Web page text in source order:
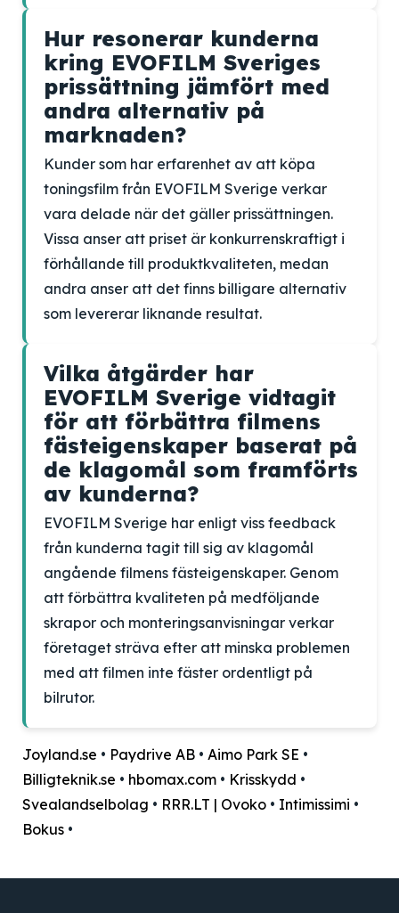
Hur resonerar kunderna
kring EVOFILM Sveriges
prissättning jämfört med
andra alternativ på
marknaden?
Kunder som har erfarenhet av att köpa
toningsfilm från EVOFILM Sverige verkar
vara delade när det gäller prissättningen.
Vissa anser att priset är konkurrenskraftigt i
förhållande till produktkvaliteten, medan
andra anser att det finns billigare alternativ
som levererar liknande resultat.
Vilka åtgärder har
EVOFILM Sverige vidtagit
för att förbättra filmens
fästeigenskaper baserat på
de klagomål som framförts
av kunderna?
EVOFILM Sverige har enligt viss feedback
från kunderna tagit till sig av klagomål
angående filmens fästeigenskaper. Genom
att förbättra kvaliteten på medföljande
skrapor och monteringsanvisningar verkar
företaget sträva efter att minska problemen
med att filmen inte fäster ordentligt på
bilrutor.
Joyland.se • Paydrive AB • Aimo Park SE •
Billigteknik.se • hbomax.com • Krisskydd •
Svealandselbolag • RRR.LT | Ovoko • Intimissimi •
Bokus •